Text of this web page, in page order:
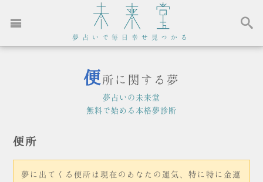
夢占いで毎日幸せ見つかる
便所に関する夢
夢占いの未来堂
無料で始める本格夢診断
便所
夢に出てくる便所は現在のあなたの運気、特に特に金運